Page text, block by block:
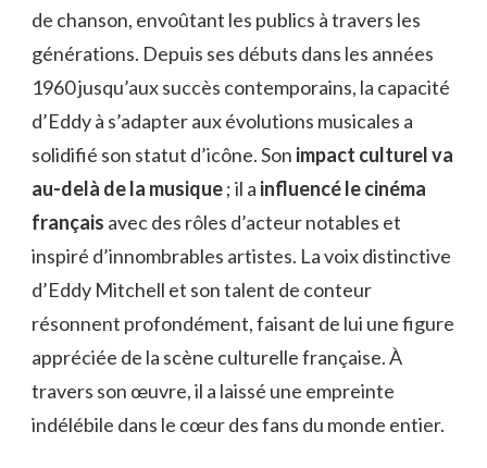
de chanson, envoûtant les publics à travers les
générations. Depuis ses débuts dans les années
1960 jusqu’aux succès contemporains, la capacité
d’Eddy à s’adapter aux évolutions musicales a
solidifié son statut d’icône. Son impact culturel va
au-delà de la musique; il a influencé le cinéma
français avec des rôles d’acteur notables et
inspiré d’innombrables artistes. La voix distinctive
d’Eddy Mitchell et son talent de conteur
résonnent profondément, faisant de lui une figure
appréciée de la scène culturelle française. À
travers son œuvre, il a laissé une empreinte
indélébile dans le cœur des fans du monde entier.